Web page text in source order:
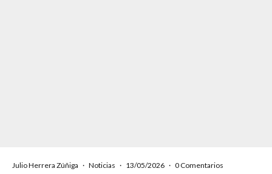
Julio Herrera Zúñiga · Noticias · 13/05/2026 · 0 Comentarios